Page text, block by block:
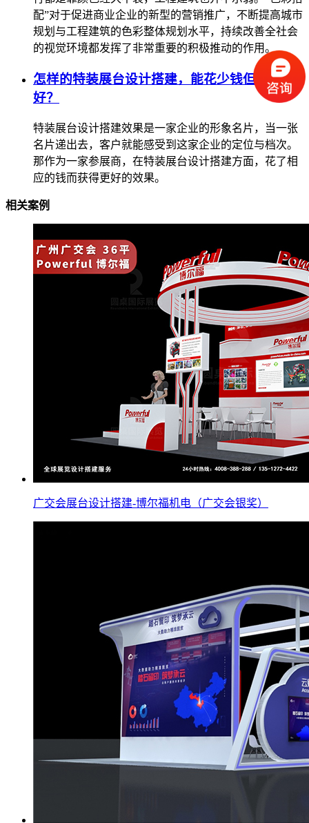
配”对于促进商业企业的新型的营销推广，不断提高城市
规划与工程建筑的色彩整体规划水平，持续改善全社会
的视觉环境都发挥了非常重要的积极推动的作用。
怎样的特装展台设计搭建，能花少钱但效果
好？
特装展台设计搭建效果是一家企业的形象名片，当一张
名片递出去，客户就能感受到这家企业的定位与档次。
那作为一家参展商，在特装展台设计搭建方面，花了相
应的钱而获得更好的效果。
相关案例
广交会展台设计搭建-博尔福机电（广交会银奖）